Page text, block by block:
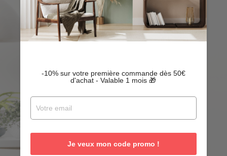
EXCLUSIVES…
-10% sur votre première commande dès 50€
d'achat - Valable 1 mois 🎁
Je veux mon code promo !